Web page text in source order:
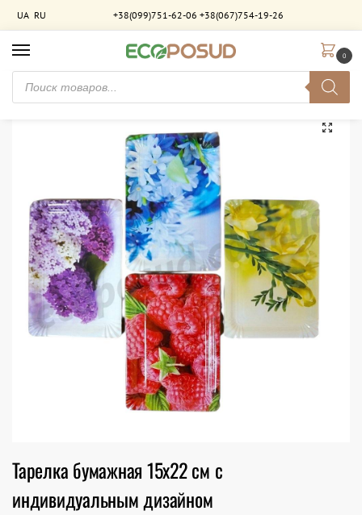
UA RU +38(099)751-62-06 +38(067)754-19-26
0
Главная / Брендирование Тарелка бумажная 15х22 см с индивидуальным дизайном
Тарелка бумажная 15х22 см с
индивидуальным дизайном